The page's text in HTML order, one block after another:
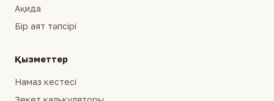
Ақида
Бір аят тәпсірі
Қызметтер
Намаз кестесі